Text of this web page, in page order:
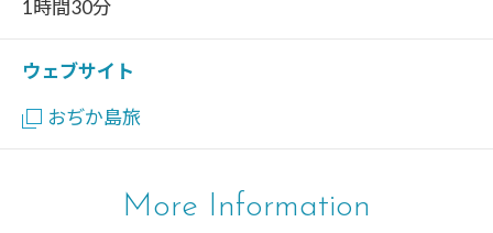
1時間30分
ウェブサイト
おぢか島旅
More Information